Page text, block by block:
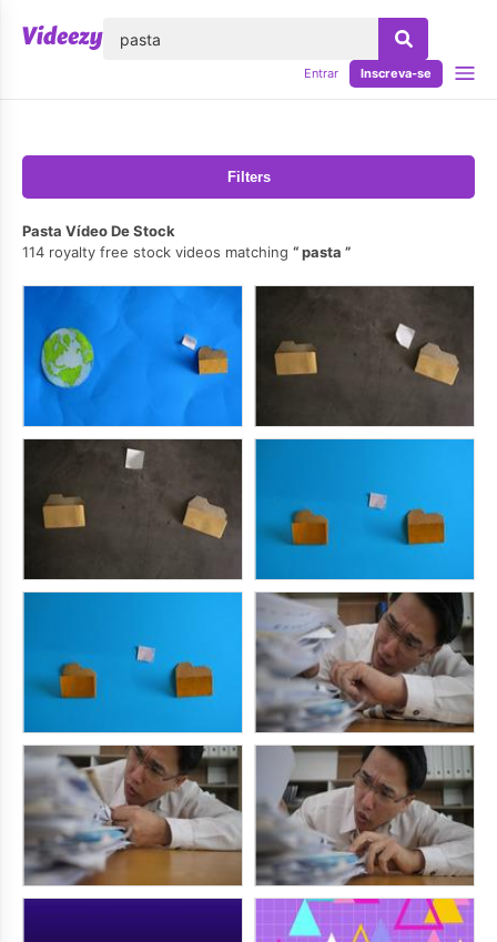
Entrar Inscreva-se
Filters
Pasta Vídeo De Stock
114 royalty free stock videos matching
pasta